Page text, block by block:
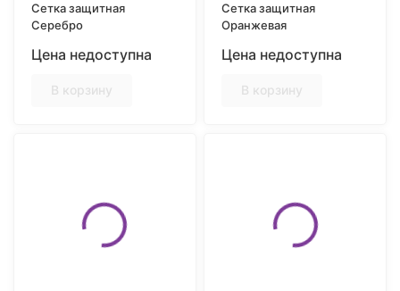
Сетка защитная
Серебро
Цена недоступна
В корзину
Сетка защитная
Оранжевая
Цена недоступна
В корзину